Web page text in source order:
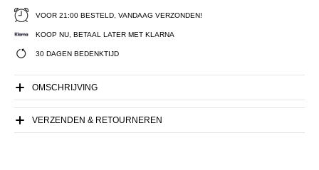
VOOR 21:00 BESTELD, VANDAAG VERZONDEN!
KOOP NU, BETAAL LATER MET KLARNA
30 DAGEN BEDENKTIJD
OMSCHRIJVING
VERZENDEN & RETOURNEREN